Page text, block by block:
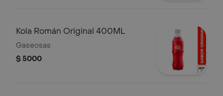
Kola Román Original 400ML
Gaseosas
$ 5000